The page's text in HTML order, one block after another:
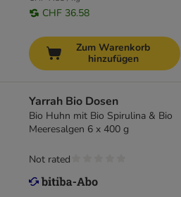
CHF 36.58
Zum Warenkorb
hinzufügen
Yarrah Bio Dosen
Bio Huhn mit Bio Spirulina & Bio
Meeresalgen 6 x 400 g
Not rated